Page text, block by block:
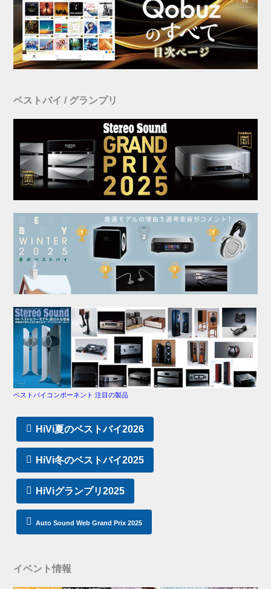
ベストバイ / グランプリ
ベストバイコンポーネント 注目の製品
HiVi夏のベストバイ2026
HiVi冬のベストバイ2025
HiViグランプリ2025
Auto Sound Web Grand Prix 2025
イベント情報